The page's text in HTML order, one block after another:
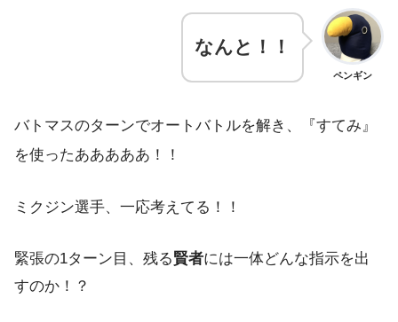
ペンギン
なんと！！
バトマスのターンでオートバトルを解き、『すてみ』
を使ったあああああ！！
ミクジン選手、一応考えてる！！
緊張の1ターン目、残る賢者には一体どんな指示を出
すのか！？